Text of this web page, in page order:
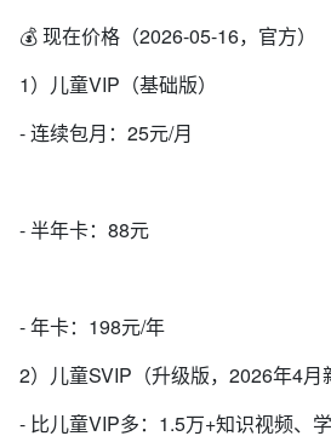
💰 现在价格（2026-05-16，官方）
1）儿童VIP（基础版）
- 连续包月：25元/月
- 半年卡：88元
- 年卡：198元/年
2）儿童SVIP（升级版，2026年4月
- 比儿童VIP多：1.5万+知识视频、